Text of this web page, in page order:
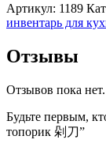
Артикул: 1189
инвентарь для
Отзывы
Отзывов пока нет.
Будьте первым,
топорик 剁刀”